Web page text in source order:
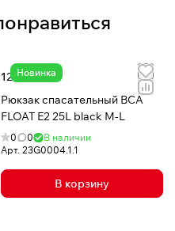
Новинка
123 315 ₽
Рюкзак спасательный BCA
FLOAT E2 25L black M-L
0 0
В наличии
Арт. 23G0004.1.1
В корзину